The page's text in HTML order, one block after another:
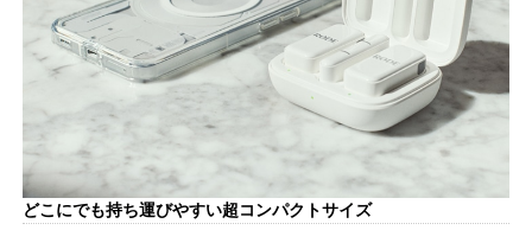
どこにでも持ち運びやすい超コンパクトサイズ